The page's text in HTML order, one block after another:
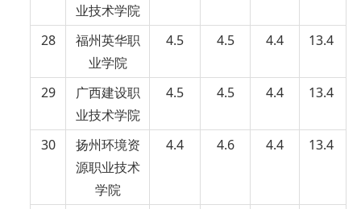
业技术学院
28
福州英华职
业学院
4.5 4.5 4.4 13.4
29
广西建设职
业技术学院
4.5 4.5 4.4 13.4
30
扬州环境资
源职业技术
学院
4.4 4.6 4.4 13.4